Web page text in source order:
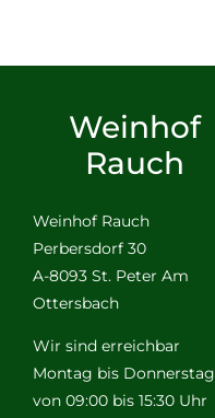
Weinhof
Rauch
Weinhof Rauch
Perbersdorf 30
A-8093 St. Peter Am
Ottersbach
Wir sind erreichbar
Montag bis Donnerstag
von 09:00 bis 15:30 Uhr